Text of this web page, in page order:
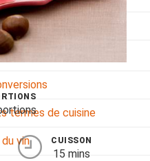
termes de cuisine
vin CUISSON
15 mins